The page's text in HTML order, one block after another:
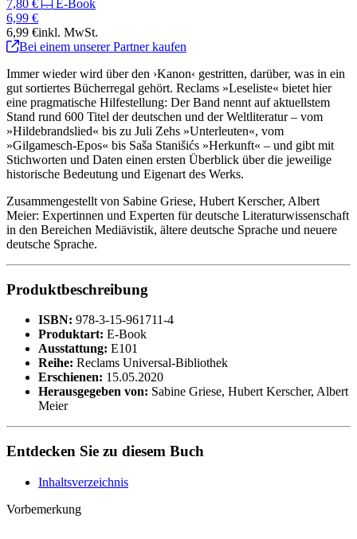
7,80 €
E-Book
6,99 €
6,99 €inkl. MwSt.
Bei einem unserer Partner kaufen
Immer wieder wird über den ›Kanon‹ gestritten, darüber, was in ein
gut sortiertes Bücherregal gehört. Reclams »Leseliste« bietet hier
eine pragmatische Hilfestellung: Der Band nennt auf aktuellstem
Stand rund 600 Titel der deutschen und der Weltliteratur – vom
»Hildebrandslied« bis zu Juli Zehs »Unterleuten«, vom
»Gilgamesch-Epos« bis Saša Stanišićs »Herkunft« – und gibt mit
Stichworten und Daten einen ersten Überblick über die jeweilige
historische Bedeutung und Eigenart des Werks.
Zusammengestellt von Sabine Griese, Hubert Kerscher, Albert
Meier: Expertinnen und Experten für deutsche Literaturwissenschaft
in den Bereichen Mediävistik, ältere deutsche Sprache und neuere
deutsche Sprache.
Produktbeschreibung
ISBN: 978-3-15-961711-4
Produktart: E-Book
Ausstattung: E101
Reihe: Reclams Universal-Bibliothek
Erschienen: 15.05.2020
Herausgegeben von: Sabine Griese, Hubert Kerscher, Albert
Meier
Entdecken Sie zu diesem Buch
Inhaltsverzeichnis
Vorbemerkung